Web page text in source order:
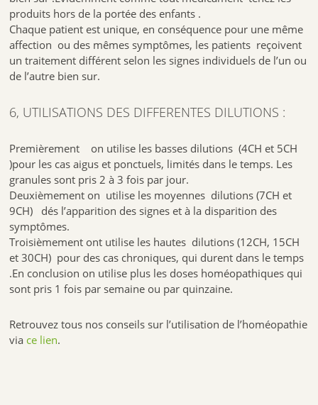
produits hors de la portée des enfants .
Chaque patient est unique, en conséquence pour une même
affection ou des mêmes symptômes, les patients reçoivent
un traitement différent selon les signes individuels de l’un ou
de l’autre bien sur.
6, UTILISATIONS DES DIFFERENTES DILUTIONS :
Premièrement on utilise les basses dilutions (4CH et 5CH
)pour les cas aigus et ponctuels, limités dans le temps. Les
granules sont pris 2 à 3 fois par jour.
Deuxièmement on utilise les moyennes dilutions (7CH et
9CH) dés l’apparition des signes et à la disparition des
symptômes.
Troisièmement ont utilise les hautes dilutions (12CH, 15CH
et 30CH) pour des cas chroniques, qui durent dans le temps
.En conclusion on utilise plus les doses homéopathiques qui
sont pris 1 fois par semaine ou par quinzaine.
Retrouvez tous nos conseils sur l’utilisation de l’homéopathie
via ce lien.